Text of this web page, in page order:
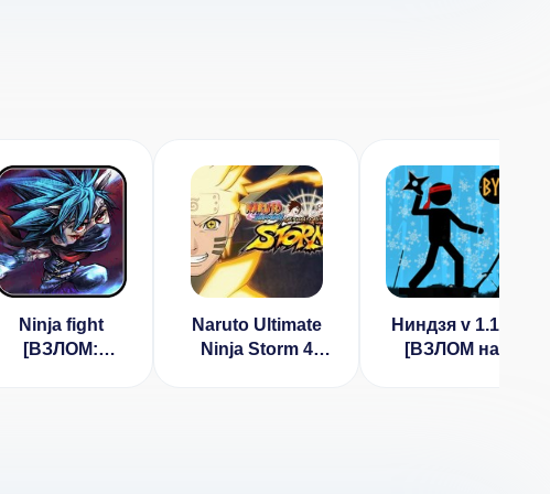
Ninja fight
[ВЗЛОМ:
Naruto Ultimate
Ninja Storm 4
Ниндзя v 1.1.0
[ВЗЛОМ на